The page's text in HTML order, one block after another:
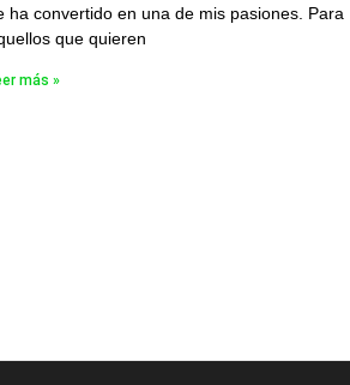
ha convertido en una de mis pasiones. Para
que quieren
más »